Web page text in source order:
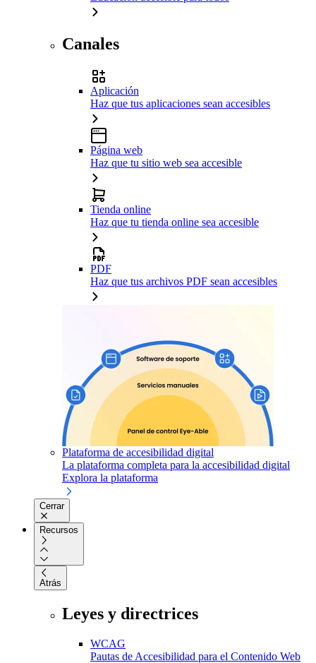
Canales
Aplicación
Haz que tus aplicaciones sean accesibles
Página web
Haz que tu sitio web sea accesible
Tienda online
Haz que tu tienda online sea accesible
PDF
Haz que tus archivos PDF sean accesibles
Plataforma de accesibilidad digital
La plataforma completa para la accesibilidad digital
Explora la plataforma
Cerrar
Recursos
Atrás
Leyes y directrices
WCAG
Pautas de Accesibilidad para el Contenido Web